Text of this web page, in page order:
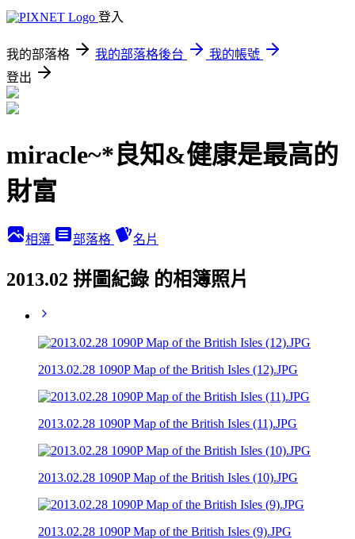
登入
我的部落格 我的部落格後台
我的帳號
登出
miracle~*良知&健康是最高的
財富
相簿 部落格 名片
2013.02 拼圖紀錄 的相簿照片
2013.02.28 1090P Map of the British Isles (12).JPG
2013.02.28 1090P Map of the British Isles (11).JPG
2013.02.28 1090P Map of the British Isles (10).JPG
2013.02.28 1090P Map of the British Isles (9).JPG